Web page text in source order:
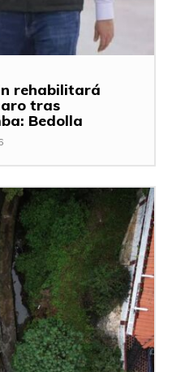
rehabilitará
tras
Bedolla